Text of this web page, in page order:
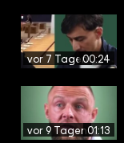
vor 7 Tagen00:24
vor 9 Tagen01:13